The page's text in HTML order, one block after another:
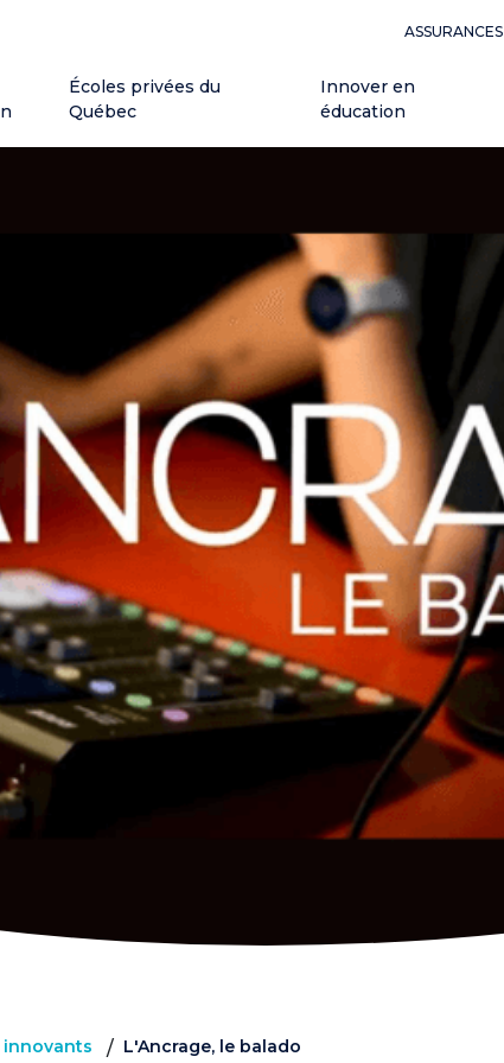
ASSURANCES
Écoles privées du
Québec
Innover en
éducation
innovants / L'Ancrage, le balado